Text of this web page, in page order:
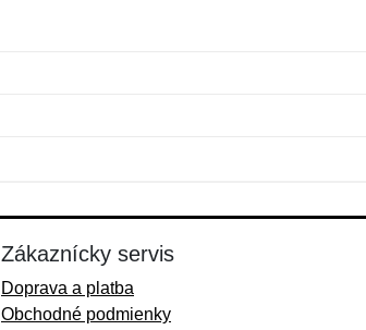
Zákaznícky servis
Doprava a platba
Obchodné podmienky